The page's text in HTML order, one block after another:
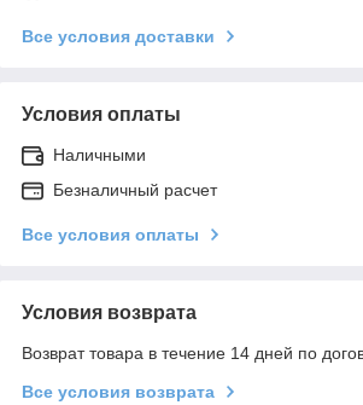
Все условия доставки
Условия оплаты
Наличными
Безналичный расчет
Все условия оплаты
Условия возврата
Возврат товара в течение 14 дней по
Все условия возврата